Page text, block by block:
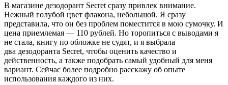
В магазине дезодорант Secret сразу привлек внимание.
Нежный голубой цвет флакона, небольшой. Я сразу
представила, что он без проблем поместится в мою сумочку. И
цена приемлемая — 110 рублей. Но торопиться с выводами я
не стала, книгу по обложке не судят, и я выбрала
два дезодоранта Secret, чтобы оценить качество и
действенность, а также подобрать самый удобный для меня
вариант. Сейчас более подробно расскажу об опыте
использования каждого из них.